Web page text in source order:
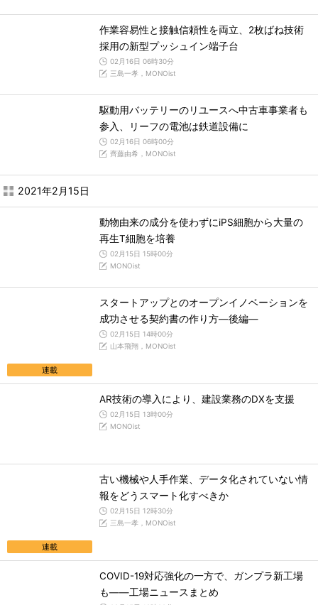
作業容易性と接触信頼性を両立、2枚ばね技術
採用の新型プッシュイン端子台
02月16日 06時30分
三島一孝，MONOist
駆動用バッテリーのリユースへ中古車事業者も
参入、リーフの電池は鉄道設備に
02月16日 06時00分
齊藤由希，MONOist
2021年2月15日
動物由来の成分を使わずにiPS細胞から大量の
再生T細胞を培養
02月15日 15時00分
MONOist
連載
スタートアップとのオープンイノベーションを
成功させる契約書の作り方―後編―
02月15日 14時00分
山本飛翔，MONOist
AR技術の導入により、建設業務のDXを支援
02月15日 13時00分
MONOist
連載
古い機械や人手作業、データ化されていない情
報をどうスマート化すべきか
02月15日 12時30分
三島一孝，MONOist
COVID-19対応強化の一方で、ガンプラ新工場
も――工場ニュースまとめ